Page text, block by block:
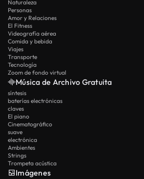
Naturaleza
Personas
Amor y Relaciones
El Fitness
Videografía aérea
Comida y bebida
Viajes
Transporte
Tecnología
Zoom de fondo virtual
Música de Archivo Gratuita
síntesis
baterías electrónicas
claves
El piano
Cinematográfico
suave
electrónica
Ambientes
Strings
Trompeta acústica
Imágenes